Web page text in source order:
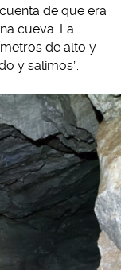
de que era
cueva. La
de alto y
y salimos”.